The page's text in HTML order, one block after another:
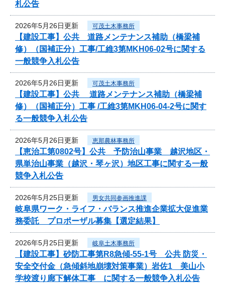
札公告
2026年5月26日更新 可茂土木事務所
【建設工事】公共 道路メンテナンス補助（橋梁補
修）（国補正分）工事/工維3第MKH06-02号に関する
一般競争入札公告
2026年5月26日更新 可茂土木事務所
【建設工事】公共 道路メンテナンス補助（橋梁補
修）（国補正分）工事 /工維3第MKH06-04-2号に関す
る一般競争入札公告
2026年5月26日更新 恵那農林事務所
【恵治工第0802号】公共 予防治山事業 越沢地区・
県単治山事業（越沢・琴ヶ沢）地区工事に関する一般
競争入札公告
2026年5月25日更新 男女共同参画推進課
岐阜県ワーク・ライフ・バランス推進企業拡大促進業
務委託 プロポーザル募集【選定結果】
2026年5月25日更新 岐阜土木事務所
【建設工事】砂防工事第R8急傾-55-1号 公共 防災・
安全交付金（急傾斜地崩壊対策事業）岩佐1 美山小
学校渡り廊下解体工事 に関する一般競争入札公告